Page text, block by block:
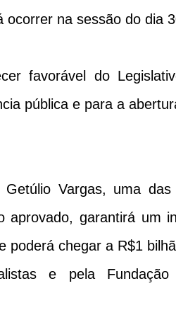
na sessão do dia
favorável do
pública e para a
Vargas, uma
garantirá um
poderá chegar a R$1
e pela Fundação